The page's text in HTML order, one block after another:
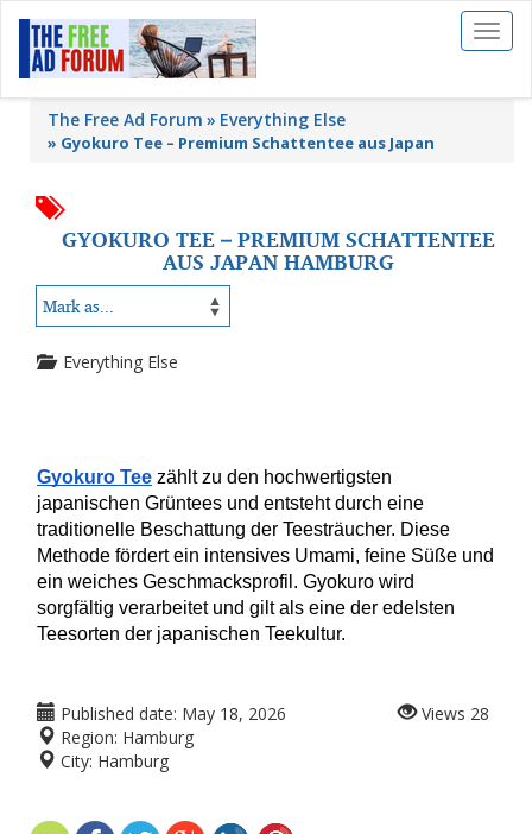
Toggle
The Free Ad Forum Everything Else
» Gyokuro Tee – Premium Schattentee aus Japan
GYOKURO TEE – PREMIUM SCHATTENTEE
AUS JAPAN HAMBURG
Everything Else
Gyokuro Tee zählt zu den hochwertigsten
japanischen Grüntees und entsteht durch eine
traditionelle Beschattung der Teesträucher. Diese
Methode fördert ein intensives Umami, feine Süße und
ein weiches Geschmacksprofil. Gyokuro wird
sorgfältig verarbeitet und gilt als eine der edelsten
Teesorten der japanischen Teekultur.
Published date: May 18, 2026
Region: Hamburg
City: Hamburg
Views 28